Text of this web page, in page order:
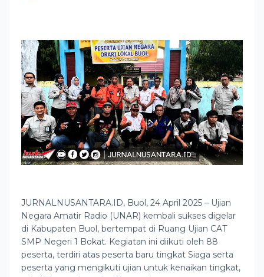
JURNALNUSANTARA.ID, Buol, 24 April 2025 – Ujian
Negara Amatir Radio (UNAR) kembali sukses digelar
di Kabupaten Buol, bertempat di Ruang Ujian CAT
SMP Negeri 1 Bokat. Kegiatan ini diikuti oleh 88
peserta, terdiri atas peserta baru tingkat Siaga serta
peserta yang mengikuti ujian untuk kenaikan tingkat,